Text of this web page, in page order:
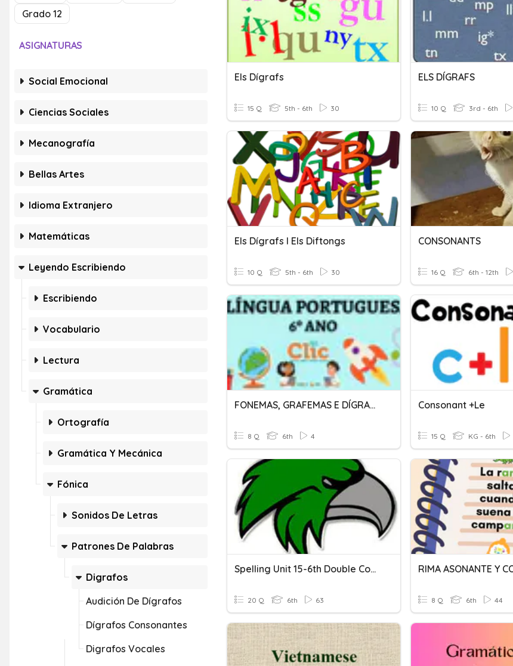
Grado 12
ASIGNATURAS
Social Emocional
Ciencias Sociales
Mecanografía
Bellas Artes
Idioma Extranjero
Matemáticas
Leyendo Escribiendo
Escribiendo
Vocabulario
Lectura
Gramática
Ortografía
Gramática Y Mecánica
Fónica
Sonidos De Letras
Patrones De Palabras
Digrafos
Audición De Dígrafos
Dígrafos Consonantes
Digrafos Vocales
Els Dígrafs
15 Q 5th - 6th 30
ELS DÍGRAFS
10 Q 3rd - 6th
Els Dígrafs I Els Diftongs
10 Q 5th - 6th 30
CONSONANTS
16 Q 6th - 12th
FONEMAS, GRAFEMAS E DÍGRAFOS
8 Q 6th 4
Consonant +le
15 Q KG - 6th
Spelling Unit 15-6th Double Consonants
20 Q 6th 63 8 Q 6th 44